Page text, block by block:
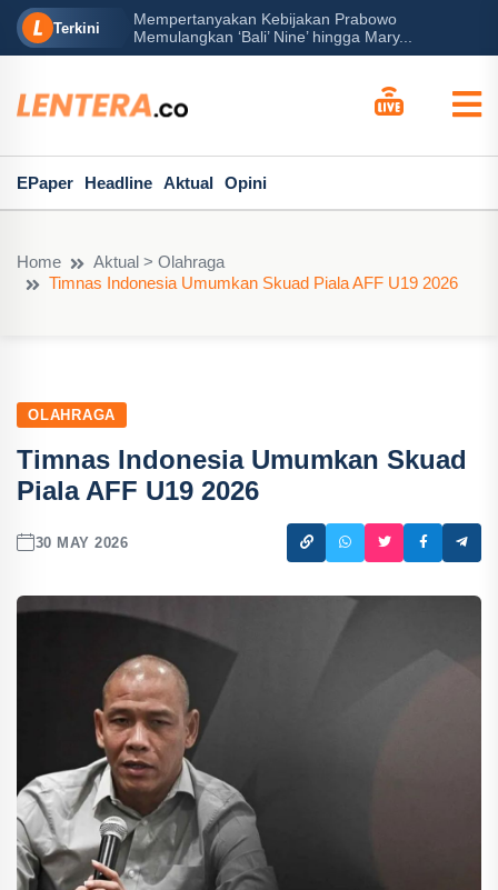
Terkini
Mempertanyakan Kebijakan Prabowo
Memulangkan ‘Bali’ Nine’ hingga Mary...
EPaper Headline Aktual Opini
Home
Aktual > Olahraga
Timnas Indonesia Umumkan Skuad Piala AFF U19 2026
OLAHRAGA
Timnas Indonesia Umumkan Skuad
Piala AFF U19 2026
30 MAY 2026